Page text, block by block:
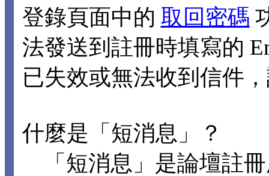
登錄頁面中的 取回密碼
法發送到註冊時填寫的
已失效或無法收到信件
什麼是「短消息」？
「短消息」是論壇註